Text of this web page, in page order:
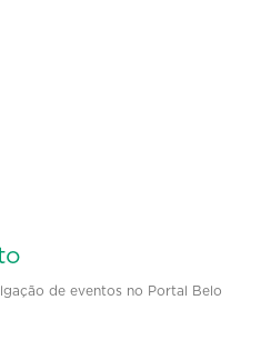
de eventos no Portal Belo